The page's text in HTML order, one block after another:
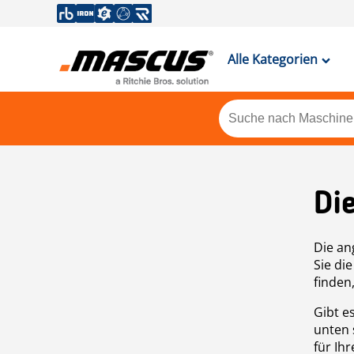
Alle Kategorien
Die
Sie
Gibt
unten
für